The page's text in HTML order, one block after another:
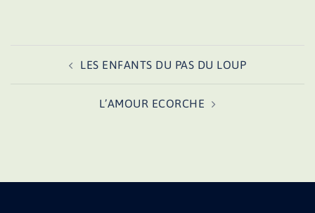
d’article
LES ENFANTS DU PAS DU LOUP
L’AMOUR ECORCHE